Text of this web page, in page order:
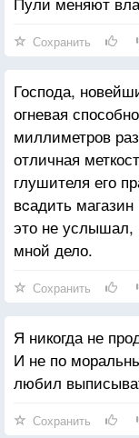
Сохранить
Господа,
огневая
миллиметров
отличная
глушителя его
вcадить
это не услышал,
мной дело.
Сохранить
Я никогда не
И не по
любил
Сохранить